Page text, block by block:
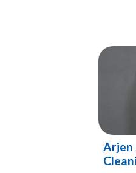
Arjen
8.5.2026